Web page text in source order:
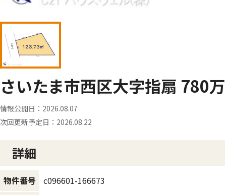
さいたま市西区大字指扇 780万
情報公開日： 2026.08.07
次回更新予定日： 2026.08.22
詳細
物件番号
c096601-166673